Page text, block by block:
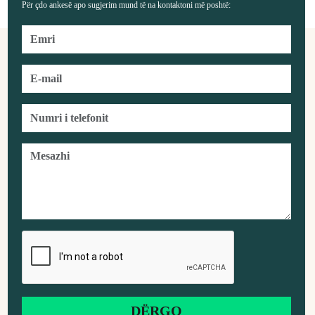
Për çdo ankesë apo sugjerim mund të na kontaktoni më poshtë: